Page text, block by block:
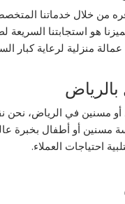
من خلال خدماتنا
هو استجابتنا السريعة
منزلية لرعاية كبار
مسنين في الرياض، نحن
مسنين أو أطفال بخبرة
احتياجات العملاء.